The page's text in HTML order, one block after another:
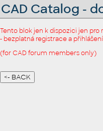
CAD Catalog -
Tento blok jen k dispozici jen
- bezplatná registrace a
(for CAD forum members only)